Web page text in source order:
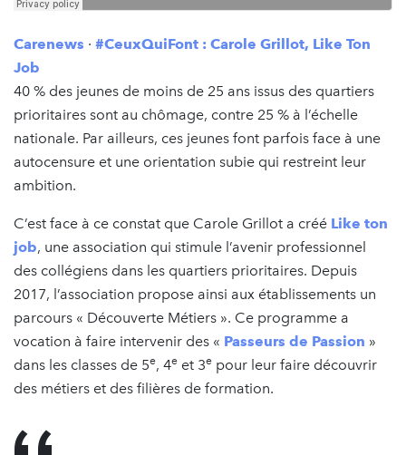
Carenews · #CeuxQuiFont : Carole Grillot, Like Ton
Job
40 % des jeunes de moins de 25 ans issus des quartiers
prioritaires sont au chômage, contre 25 % à l’échelle
nationale. Par ailleurs, ces jeunes font parfois face à une
autocensure et une orientation subie qui restreint leur
ambition.
C’est face à ce constat que Carole Grillot a créé Like ton
job, une association qui stimule l’avenir professionnel
des collégiens dans les quartiers prioritaires. Depuis
2017, l’association propose ainsi aux établissements un
parcours « Découverte Métiers ». Ce programme a
vocation à faire intervenir des « Passeurs de Passion »
dans les classes de 5e, 4e et 3e pour leur faire découvrir
des métiers et des filières de formation.